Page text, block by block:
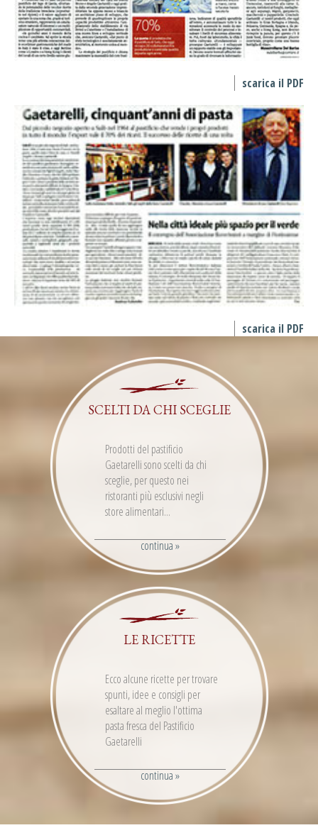
scarica il PDF
scarica il PDF
SCELTI DA CHI SCEGLIE
Prodotti del pastificio
Gaetarelli sono scelti da chi
sceglie, per questo nei
ristoranti più esclusivi negli
store alimentari...
continua »
LE RICETTE
Ecco alcune ricette per trovare
spunti, idee e consigli per
esaltare al meglio l'ottima
pasta fresca del Pastificio
Gaetarelli
continua »